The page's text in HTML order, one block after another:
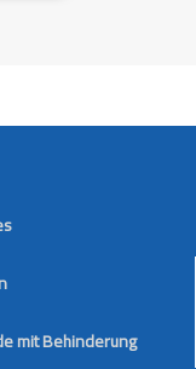
mit Behinderung